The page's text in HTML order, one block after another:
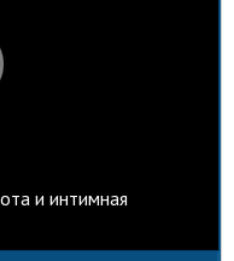
и интимная